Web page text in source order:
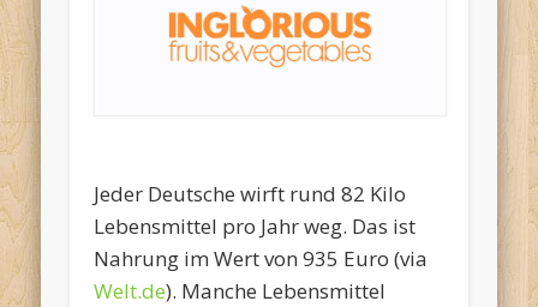
Jeder Deutsche wirft rund 82 Kilo
Lebensmittel pro Jahr weg. Das ist
Nahrung im Wert von 935 Euro (via
Welt.de). Manche Lebensmittel